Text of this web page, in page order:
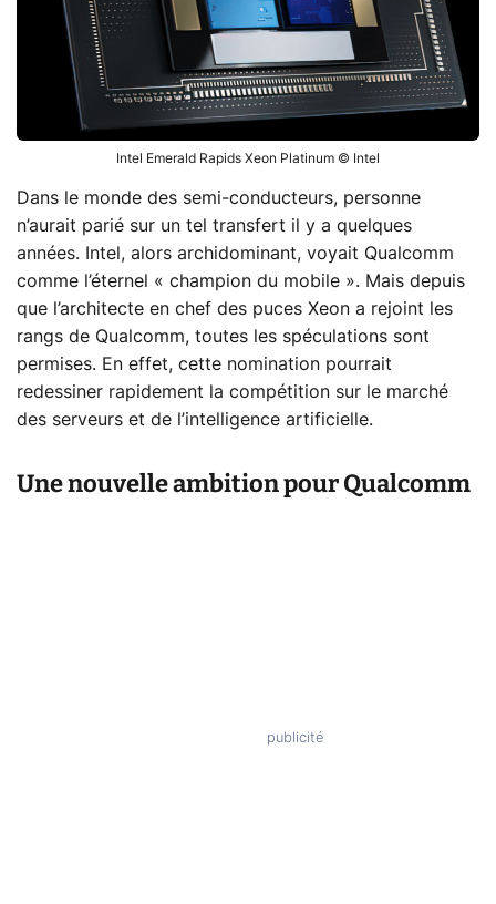
Intel Emerald Rapids Xeon Platinum © Intel
Dans le monde des semi-conducteurs, personne
n’aurait parié sur un tel transfert il y a quelques
années. Intel, alors archidominant, voyait Qualcomm
comme l’éternel « champion du mobile ». Mais depuis
que l’architecte en chef des puces Xeon a rejoint les
rangs de Qualcomm, toutes les spéculations sont
permises. En effet, cette nomination pourrait
redessiner rapidement la compétition sur le marché
des serveurs et de l’intelligence artificielle.
Une nouvelle ambition pour Qualcomm